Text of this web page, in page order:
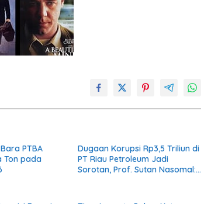
PTBA
Ton pada
Dugaan Korupsi Rp3,5 Triliun di
PT Riau Petroleum Jadi
Sorotan, Prof. Sutan Nasomal: